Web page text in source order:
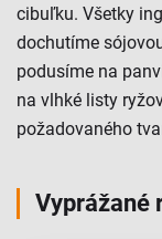
cibuľku. Všetky
dochutíme
podusíme na
na vlhké listy
požadovaného
Vyprážané